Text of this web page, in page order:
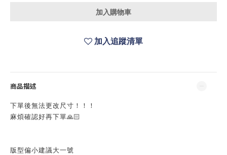
加入購物車
加入追蹤清單
商品描述
下單後無法更改尺寸！！！
麻煩確認好再下單🙏🏻
版型偏小建議大一號